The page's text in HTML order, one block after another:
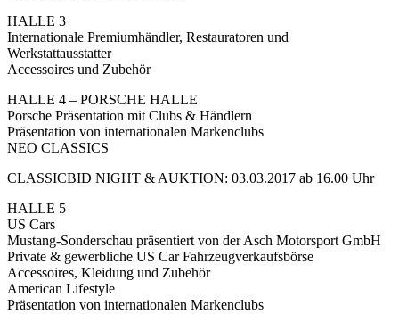
HALLE 3
Internationale Premiumhändler, Restauratoren und
Werkstattausstatter
Accessoires und Zubehör
HALLE 4 – PORSCHE HALLE
Porsche Präsentation mit Clubs & Händlern
Präsentation von internationalen Markenclubs
NEO CLASSICS
CLASSICBID NIGHT & AUKTION: 03.03.2017 ab 16.00 Uhr
HALLE 5
US Cars
Mustang-Sonderschau präsentiert von der Asch Motorsport GmbH
Private & gewerbliche US Car Fahrzeugverkaufsbörse
Accessoires, Kleidung und Zubehör
American Lifestyle
Präsentation von internationalen Markenclubs